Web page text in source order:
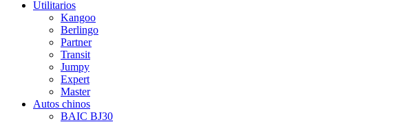
Utilitarios
Kangoo
Berlingo
Partner
Transit
Jumpy
Expert
Master
Autos chinos
BAIC BJ30